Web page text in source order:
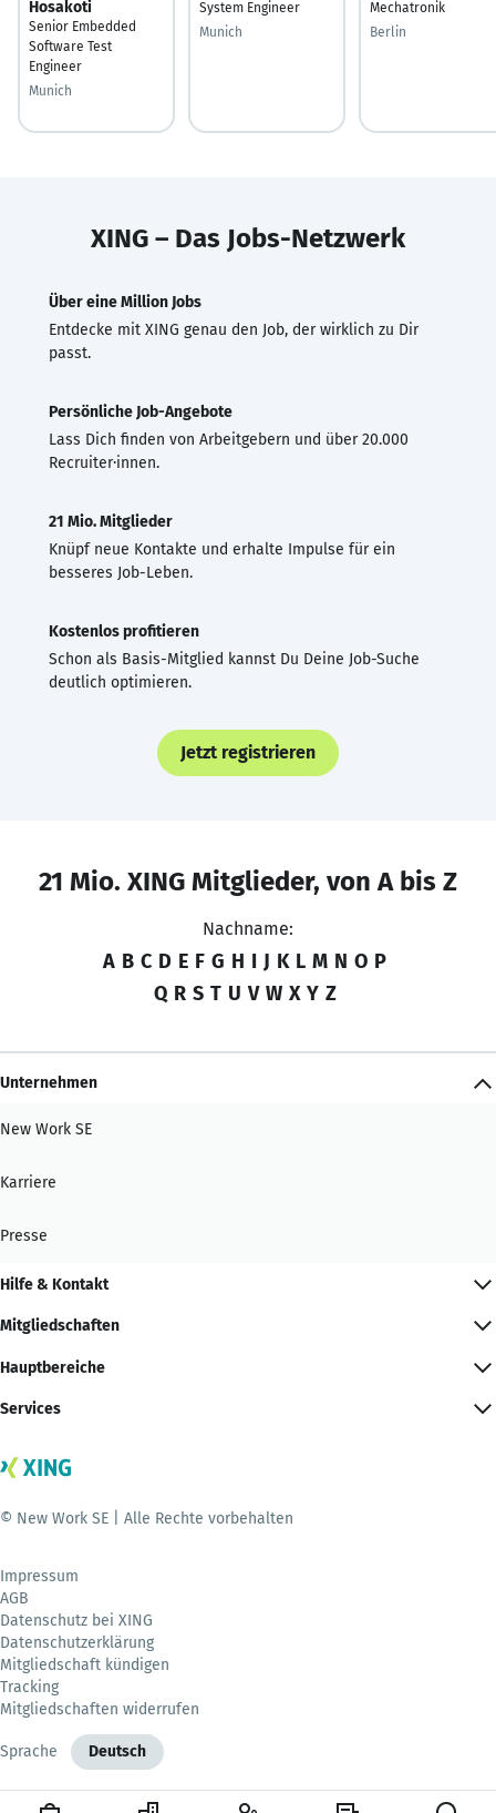
Hosakoti
Senior Embedded
Software Test
Engineer
Munich
System Engineer
Munich
Mechatronik
Berlin
XING – Das Jobs-Netzwerk
Über eine Million Jobs
Entdecke mit XING genau den Job, der wirklich zu Dir
passt.
Persönliche Job-Angebote
Lass Dich finden von Arbeitgebern und über 20.000
Recruiter·innen.
21 Mio. Mitglieder
Knüpf neue Kontakte und erhalte Impulse für ein
besseres Job-Leben.
Kostenlos profitieren
Schon als Basis-Mitglied kannst Du Deine Job-Suche
deutlich optimieren.
Jetzt registrieren
21 Mio. XING Mitglieder, von A bis Z
Nachname:
A B C D E F G H I J K L M N O P
Q R S T U V W X Y Z
Unternehmen
New Work SE
Karriere
Presse
Hilfe & Kontakt
Mitgliedschaften
Hauptbereiche
Services
© New Work SE | Alle Rechte vorbehalten
Impressum
AGB
Datenschutz bei XING
Datenschutzerklärung
Mitgliedschaft kündigen
Tracking
Mitgliedschaften widerrufen
Sprache Deutsch